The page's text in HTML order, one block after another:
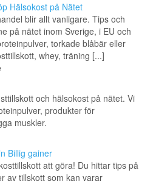
Hälsokost på Nätet
blir allt vanligare. Tips och
på nätet inom Sverige, i EU och
torkade blåbär eller
whey, träning [...]
och hälsokost på nätet. Vi
produkter för
muskler.
Billig gainer
att göra! Du hittar tips på
av tillskott som kan varar